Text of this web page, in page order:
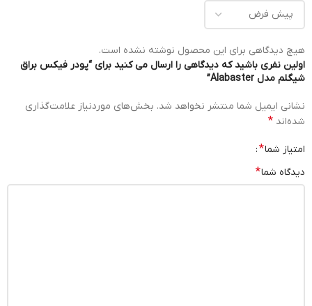
هیچ دیدگاهی برای این محصول نوشته نشده است.
اولین نفری باشید که دیدگاهی را ارسال می کنید برای “پودر فیکس براق
شیگلم مدل Alabaster”
نشانی ایمیل شما منتشر نخواهد شد. بخش‌های موردنیاز علامت‌گذاری
شده‌اند *
امتیاز شما*
دیدگاه شما*